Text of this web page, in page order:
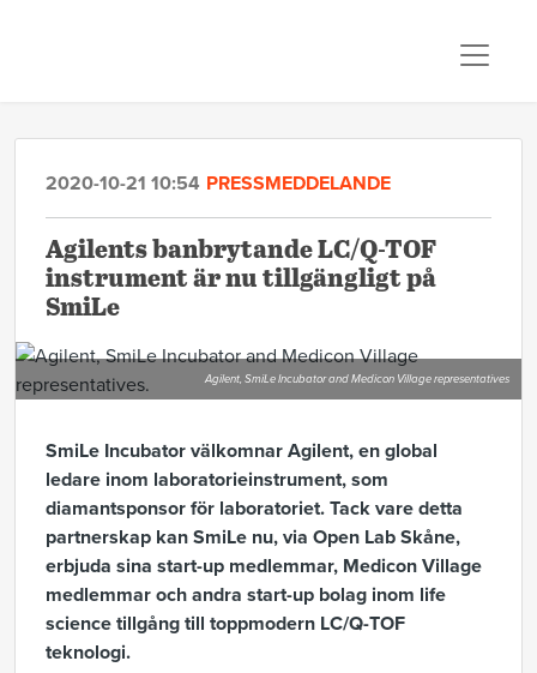
2020-10-21 10:54 PRESSMEDDELANDE
Agilents banbrytande LC/Q-TOF
instrument är nu tillgängligt på
SmiLe
Agilent, SmiLe Incubator and Medicon Village representatives
SmiLe Incubator välkomnar Agilent, en global
ledare inom laboratorieinstrument, som
diamantsponsor för laboratoriet. Tack vare detta
partnerskap kan SmiLe nu, via Open Lab Skåne,
erbjuda sina start-up medlemmar, Medicon Village
medlemmar och andra start-up bolag inom life
science tillgång till toppmodern LC/Q-TOF
teknologi.